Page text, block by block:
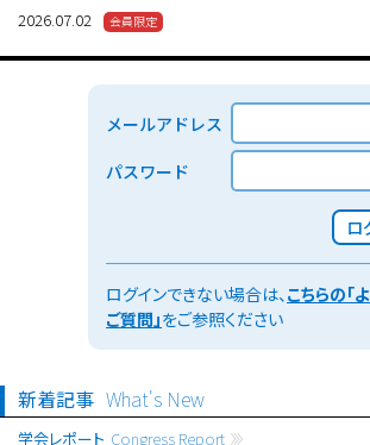
2026.07.02
メールアドレス
パスワード
ロ
ログインできない場合は、こちらの「
ご質問」をご参照ください
新着記事 What's New
学会レポート Congress Report